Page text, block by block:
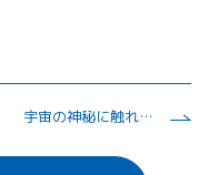
宇宙の神秘に触れよう！